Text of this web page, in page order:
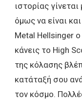
ιστορίας
όμως να είναι
Metal Hellsinger
κάνεις το High
της κόλασης
κατάταξή σου
τον κόσμο.